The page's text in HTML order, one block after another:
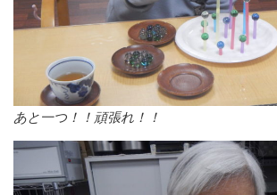
あと一つ！！頑張れ！！